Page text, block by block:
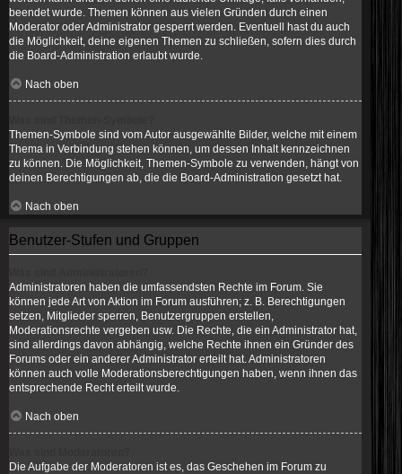
beendet wurde. Themen können aus vielen Gründen durch einen
Moderator oder Administrator gesperrt werden. Eventuell hast du auch
die Möglichkeit, deine eigenen Themen zu schließen, sofern dies durch
die Board-Administration erlaubt wurde.
Nach oben
Themen-Symbole sind vom Autor ausgewählte Bilder, welche mit einem
Thema in Verbindung stehen können, um dessen Inhalt kennzeichnen
zu können. Die Möglichkeit, Themen-Symbole zu verwenden, hängt von
deinen Berechtigungen ab, die die Board-Administration gesetzt hat.
Nach oben
Benutzer-Stufen und Gruppen
Administratoren haben die umfassendsten Rechte im Forum. Sie
können jede Art von Aktion im Forum ausführen; z. B. Berechtigungen
setzen, Mitglieder sperren, Benutzergruppen erstellen,
Moderationsrechte vergeben usw. Die Rechte, die ein Administrator hat,
sind allerdings davon abhängig, welche Rechte ihnen ein Gründer des
Forums oder ein anderer Administrator erteilt hat. Administratoren
können auch volle Moderationsberechtigungen haben, wenn ihnen das
entsprechende Recht erteilt wurde.
Nach oben
Die Aufgabe der Moderatoren ist es, das Geschehen im Forum zu